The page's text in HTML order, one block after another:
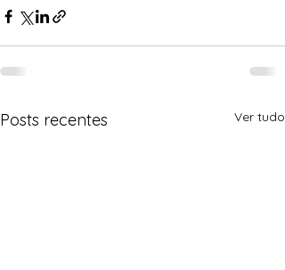
Posts recentes Ver tudo